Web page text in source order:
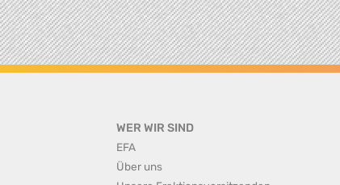
WER WIR SIND
EFA
Über uns